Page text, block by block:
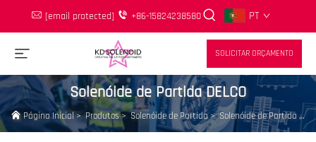
[email protected] +86-15824238580 PT
SOLICITAR ORÇAMENTO
Solenóide de Partida DELCO
Página Inicial>Produtos>Solenóide de Partida>Solenóide de Partida DELCO